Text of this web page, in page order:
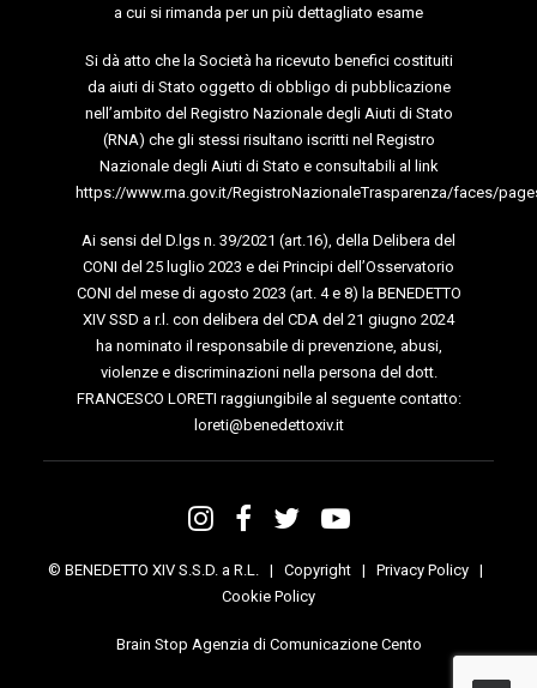
a cui si rimanda per un più dettagliato esame
Si dà atto che la Società ha ricevuto benefici costituiti
da aiuti di Stato oggetto di obbligo di pubblicazione
nell’ambito del Registro Nazionale degli Aiuti di Stato
(RNA) che gli stessi risultano iscritti nel Registro
Nazionale degli Aiuti di Stato e consultabili al link
https://www.rna.gov.it/RegistroNazionaleTrasparenza/faces/
Ai sensi del D.lgs n. 39/2021 (art.16), della Delibera del
CONI del 25 luglio 2023 e dei Principi dell’Osservatorio
CONI del mese di agosto 2023 (art. 4 e 8) la BENEDETTO
XIV SSD a r.l. con delibera del CDA del 21 giugno 2024
ha nominato il responsabile di prevenzione, abusi,
violenze e discriminazioni nella persona del dott.
FRANCESCO LORETI raggiungibile al seguente contatto:
loreti@benedettoxiv.it
© BENEDETTO XIV S.S.D. a R.L. | Copyright| Privacy Policy|
Cookie Policy
Brain Stop Agenzia di Comunicazione Cento